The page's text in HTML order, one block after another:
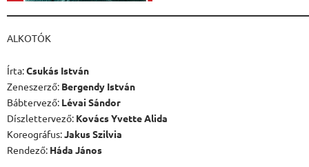
ALKOTÓK
Írta:Csukás István
Zeneszerző: Bergendy István
Bábtervező: Lévai Sándor
Díszlettervező: Kovács Yvette Alida
Koreográfus:Jakus Szilvia
Rendező: Háda János